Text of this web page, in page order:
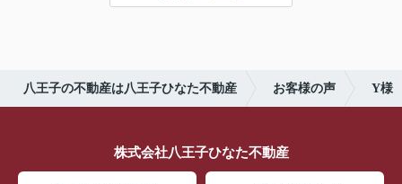
八王子の不動産は八王子ひなた不動産 お客様の声 Y様
株式会社八王子ひなた不動産